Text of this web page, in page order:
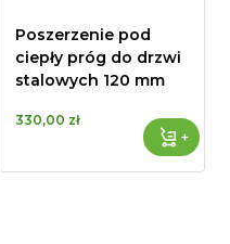
Poszerzenie pod
ciepły próg do drzwi
stalowych 120 mm
330,00 zł
+